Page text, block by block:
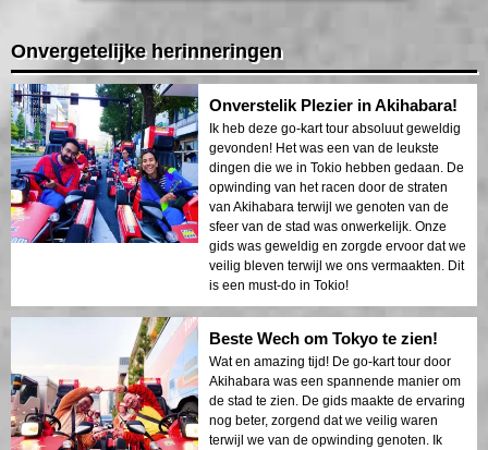
Onvergetelijke herinneringen
Onverstelik Plezier in Akihabara!
Ik heb deze go-kart tour absoluut geweldig
gevonden! Het was een van de leukste
dingen die we in Tokio hebben gedaan. De
opwinding van het racen door de straten
van Akihabara terwijl we genoten van de
sfeer van de stad was onwerkelijk. Onze
gids was geweldig en zorgde ervoor dat we
veilig bleven terwijl we ons vermaakten. Dit
is een must-do in Tokio!
Beste Wech om Tokyo te zien!
Wat en amazing tijd! De go-kart tour door
Akihabara was een spannende manier om
de stad te zien. De gids maakte de ervaring
nog beter, zorgend dat we veilig waren
terwijl we van de opwinding genoten. Ik